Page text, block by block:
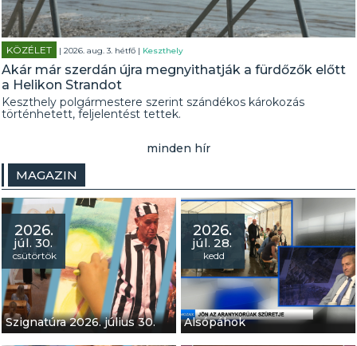
KÖZÉLET | 2026. aug. 3. hétfő | Keszthely
Akár már szerdán újra megnyithatják a fürdőzők előtt
a Helikon Strandot
Keszthely polgármestere szerint szándékos károkozás
történhetett, feljelentést tettek.
minden hír
MAGAZIN
2026.
júl. 30.
csütörtök
Szignatúra 2026. július 30.
44. Magyar Sajtófotó
Kiállítás
2026.
júl. 28.
kedd
Alsópáhok